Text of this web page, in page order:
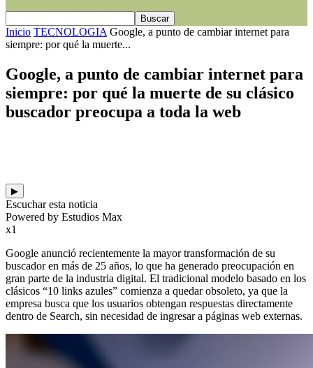
Inicio TECNOLOGIA Google, a punto de cambiar internet para
siempre: por qué la muerte...
Google, a punto de cambiar internet para
siempre: por qué la muerte de su clásico
buscador preocupa a toda la web
▶
Escuchar esta noticia
Powered by Estudios Max
x1
Google anunció recientemente la mayor transformación de su
buscador en más de 25 años, lo que ha generado preocupación en
gran parte de la industria digital. El tradicional modelo basado en los
clásicos “10 links azules” comienza a quedar obsoleto, ya que la
empresa busca que los usuarios obtengan respuestas directamente
dentro de Search, sin necesidad de ingresar a páginas web externas.